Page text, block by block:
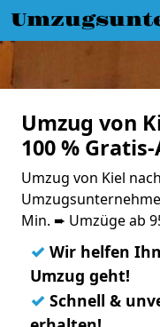
Umzug von
100 %
Umzug von Kiel
Min. ➨ Umzüge ab
✓ Wir helfen
Umzug geht!
✓ Schnell &